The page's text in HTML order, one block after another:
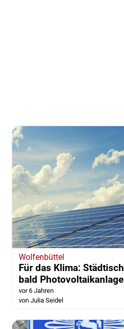
Wolfenbüttel
Für das Klima:
bald
vor 6 Jahren
von Julia Seidel